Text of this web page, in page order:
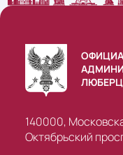
140000,
Октябрьский